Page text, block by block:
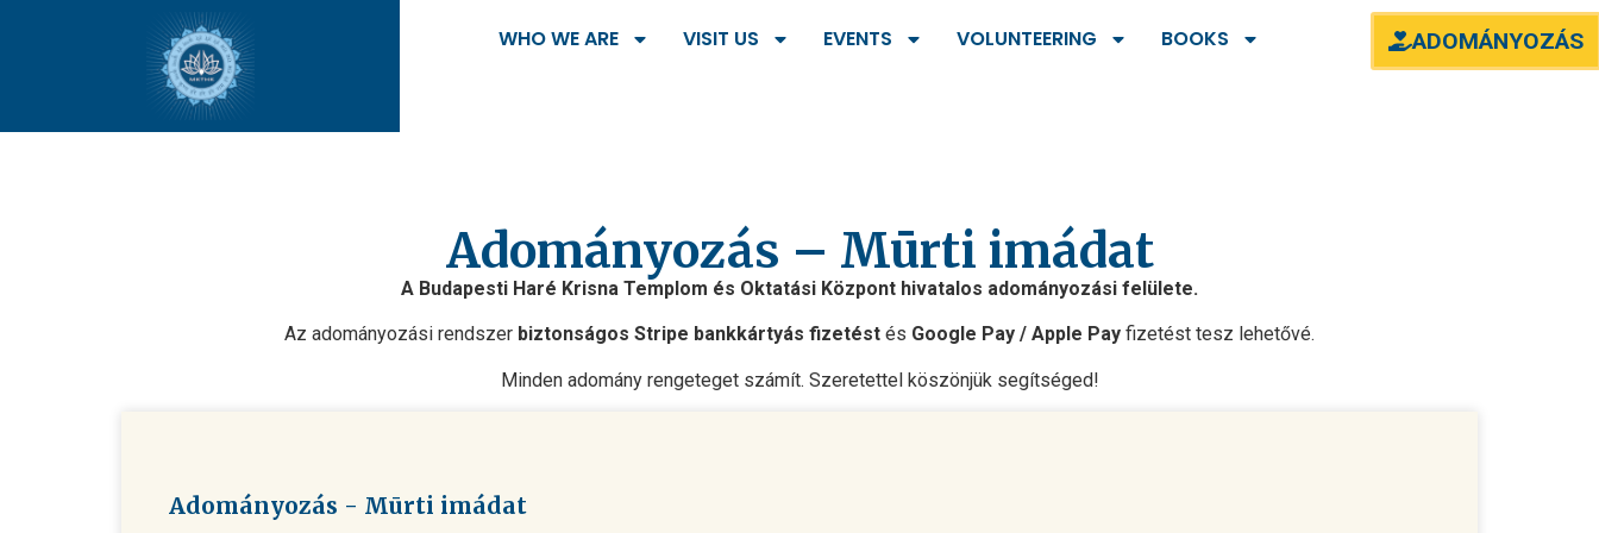
WHO WE ARE VISIT US EVENTS VOLUNTEERING BOOKS ADOMÁNYOZÁS
Adományozás – Mūrti imádat
A Budapesti Haré Krisna Templom és Oktatási Központ hivatalos adományozási felülete.
Az adományozási rendszer biztonságos Stripe bankkártyás fizetést és Google Pay / Apple Pay fizetést tesz lehetővé.
Minden adomány rengeteget számít. Szeretettel köszönjük segítséged!
Adományozás - Mūrti imádat